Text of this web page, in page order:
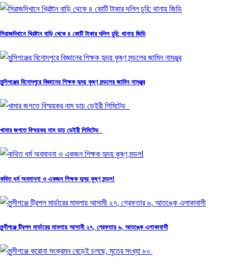
সিরাজদিখানে খ্রিষ্টান বাড়ি থেকে ৪ কোটি টাকার দলিল চুরি: থানায় জিডি
মুন্সিগঞ্জের বিনোদপুরে বিজ্ঞানের শিক্ষক হৃদয় কৃষ্ণ মন্ডলের জামিন নামঞ্জুর
খামার জগতে বিস্ময়কর নাম ডাচ ডেইরী লিমিটেড
কথিত ধর্ম অবমাননা ও একজন শিক্ষক হৃদয় কৃষ্ণ মন্ডল!
মুন্সীগঞ্জে ট্রিপল মার্ডারের মামলায় আসামী ২৭, গ্রেফতার ৬, আতঙ্কে এলাকাবাসী